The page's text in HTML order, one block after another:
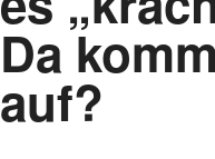
Da
auf?